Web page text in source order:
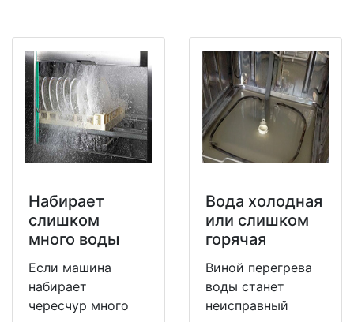
Набирает
слишком
много воды
Если машина
набирает
чересчур много
Вода холодная
или слишком
горячая
Виной перегрева
воды станет
неисправный